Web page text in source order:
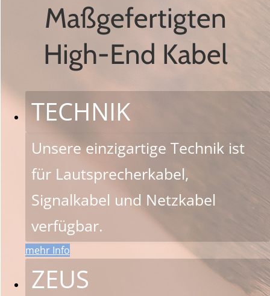
Maßgefertigten
High-End Kabel
TECHNIK
Unsere einzigartige Technik ist
für Lautsprecherkabel,
Signalkabel und Netzkabel
verfügbar.
mehr Info
ZEUS